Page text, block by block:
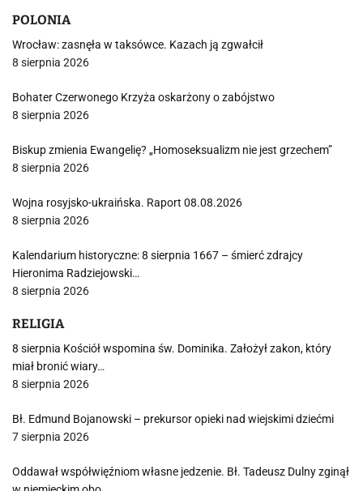
POLONIA
Wrocław: zasnęła w taksówce. Kazach ją zgwałcił
8 sierpnia 2026
Bohater Czerwonego Krzyża oskarżony o zabójstwo
8 sierpnia 2026
Biskup zmienia Ewangelię? „Homoseksualizm nie jest grzechem”
8 sierpnia 2026
Wojna rosyjsko-ukraińska. Raport 08.08.2026
8 sierpnia 2026
Kalendarium historyczne: 8 sierpnia 1667 – śmierć zdrajcy
Hieronima Radziejowski…
8 sierpnia 2026
RELIGIA
8 sierpnia Kościół wspomina św. Dominika. Założył zakon, który
miał bronić wiary…
8 sierpnia 2026
Bł. Edmund Bojanowski – prekursor opieki nad wiejskimi dziećmi
7 sierpnia 2026
Oddawał współwięźniom własne jedzenie. Bł. Tadeusz Dulny zginął